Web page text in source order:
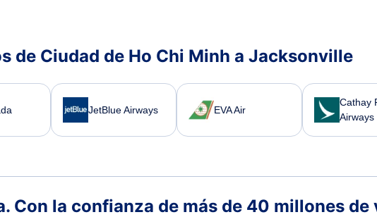
de Ciudad de Ho Chi Minh a Jacksonville
JetBlue Airways EVA Air
Cathay
Airways
Con la confianza de más de 40 millones de